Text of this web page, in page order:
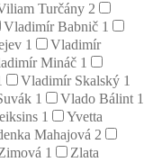
Turčány 2
Vladimír Babnič 1
1
Vladimír
Mináč 1
Vladimír Skalský 1
1 Vlado Bálint 1
1
Yvetta
Mahajová 2
1
Zlata